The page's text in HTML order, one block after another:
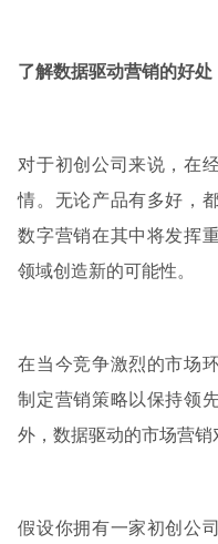
了解数据驱动营销的好处
对于初创公司来说，在
情。无论产品有多好，
数字营销在其中将发挥
领域创造新的可能性。
在当今竞争激烈的市场
制定营销策略以保持领
外，数据驱动的市场营销
假设你拥有一家初创公